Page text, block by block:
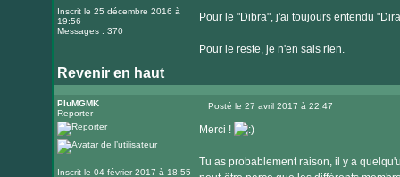
Inscrit le 25 décembre 2016 à
19:56
Messages : 370
Pour le "Dibra", j'ai toujours entendu
Pour le reste, je n'en sais rien.
Revenir en haut
PluMGMK
Reporter
Inscrit le 04 février 2017 à 18:55
Posté le 27 avril 2017 à 22:47
Merci !
Tu as probablement raison, il y a